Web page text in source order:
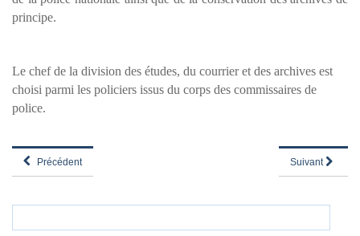
principe.
Le chef de la division des études, du courrier et des archives est
choisi parmi les policiers issus du corps des commissaires de
police.
Précédent Suivant